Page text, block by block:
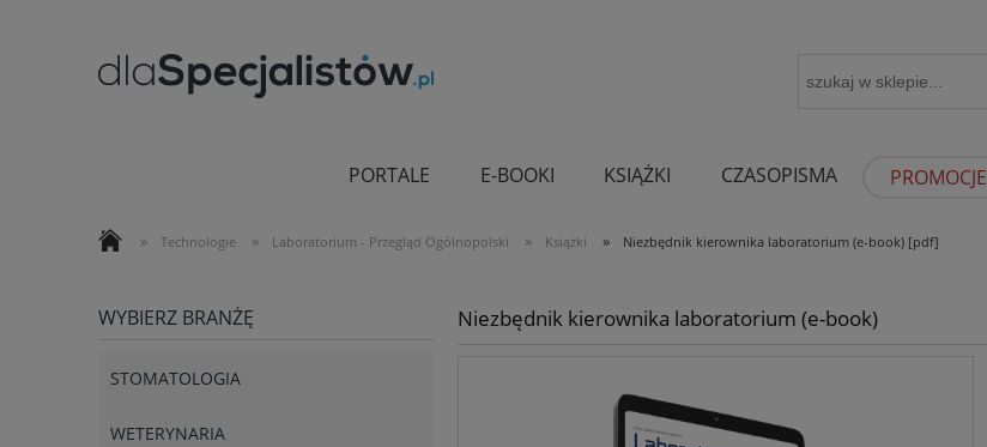
PORTALE E-BOOKI KSIĄŻKI CZASOPISMA PROMOCJE
» Technologie » Laboratorium - Przegląd Ogólnopolski » Książki » Niezbędnik kierownika laboratorium (e-book) [pdf]
WYBIERZ BRANŻĘ
STOMATOLOGIA
WETERYNARIA
Niezbędnik kierownika laboratorium (e-book)